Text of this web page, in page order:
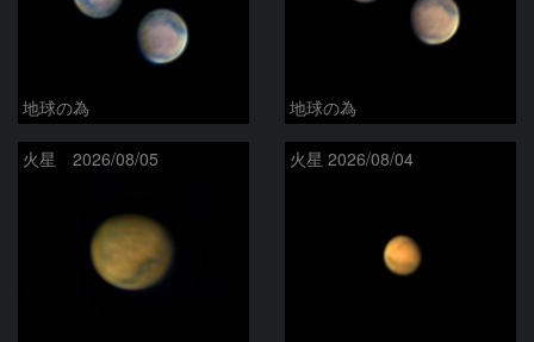
地球の為 地球の為
火星 2026/08/05 火星 2026/08/04